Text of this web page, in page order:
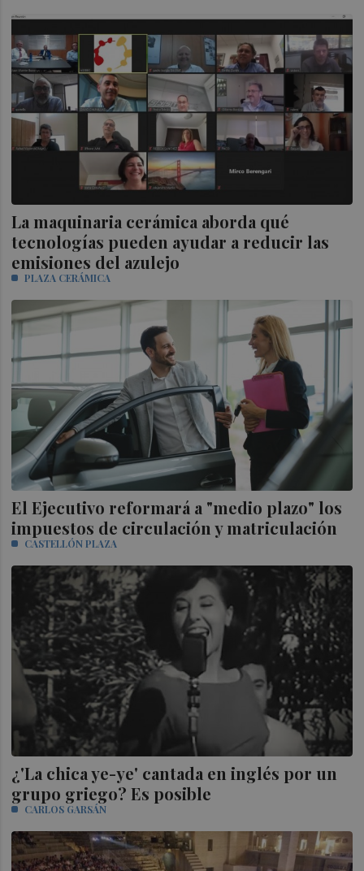
La maquinaria cerámica aborda qué
tecnologías pueden ayudar a reducir las
emisiones del azulejo
PLAZA CERÁMICA
El Ejecutivo reformará a "medio plazo" los
impuestos de circulación y matriculación
CASTELLÓN PLAZA
¿'La chica ye-ye' cantada en inglés por un
grupo griego? Es posible
CARLOS GARSÁN